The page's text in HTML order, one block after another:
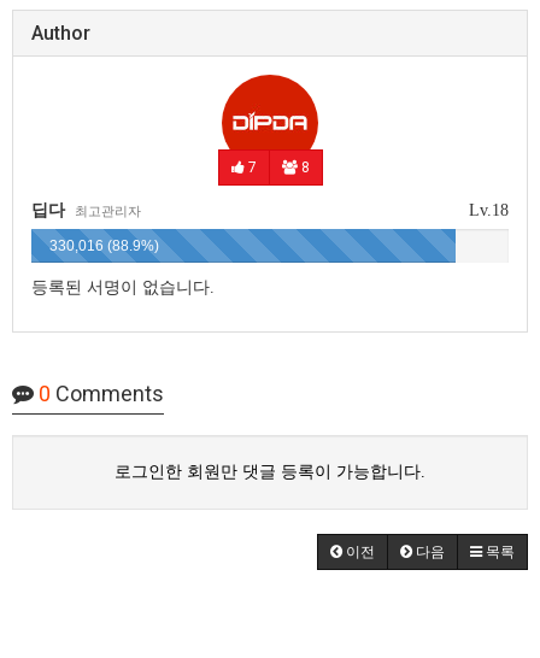
Author
7 8
Lv.18
딥다 최고관리자
330,016 (88.9%)
등록된 서명이 없습니다.
0 Comments
로그인한 회원만 댓글 등록이 가능합니다.
이전 다음 목록